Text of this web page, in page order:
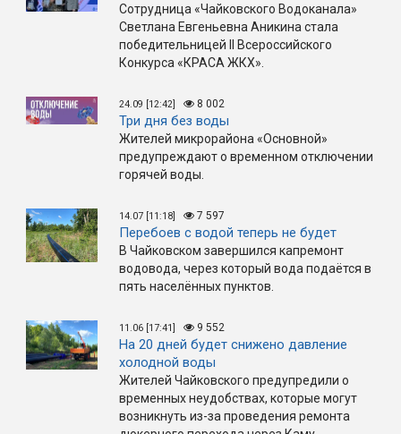
Сотрудница «Чайковского Водоканала»
Светлана Евгеньевна Аникина стала
победительницей II Всероссийского
Конкурса «КРАСА ЖКХ».
24.09 [12:42] 8 002
Три дня без воды
Жителей микрорайона «Основной»
предупреждают о временном отключении
горячей воды.
14.07 [11:18] 7 597
Перебоев с водой теперь не будет
В Чайковском завершился капремонт
водовода, через который вода подаётся в
пять населённых пунктов.
11.06 [17:41] 9 552
На 20 дней будет снижено давление
холодной воды
Жителей Чайковского предупредили о
временных неудобствах, которые могут
возникнуть из-за проведения ремонта